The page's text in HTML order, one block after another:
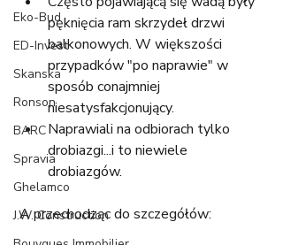
Eko-Bud
ED-Invest
Skanska
Ronson
BARC
Spravia
Ghelamco
J.W. Construction
pęknięcia ram skrzydeł drzwi
balkonowych. W większości
przypadków "po naprawie" w
sposób conajmniej
niesatysfakcjonujący.
Naprawiali na odbiorach tylko
drobiazgi...i to niewiele
drobiazgów.
A przechodząc do szczegółów: